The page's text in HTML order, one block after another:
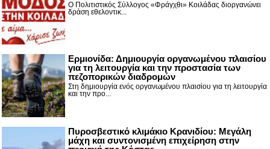
Ο Πολιτιστικός Σύλλογος «Φράγχθι» Κοιλάδας διοργανώνει
δράση εθελοντικ...
Ερμιονίδα: Δημιουργία οργανωμένου πλαισίου
για τη λειτουργία και την προστασία των
πεζοπορικών διαδρομών
Στη δημιουργία ενός οργανωμένου πλαισίου για τη λειτουργία
και την προ...
Πυροσβεστικό κλιμάκιο Κρανιδίου: Μεγάλη
μάχη και συντονισμένη επιχείρηση στην